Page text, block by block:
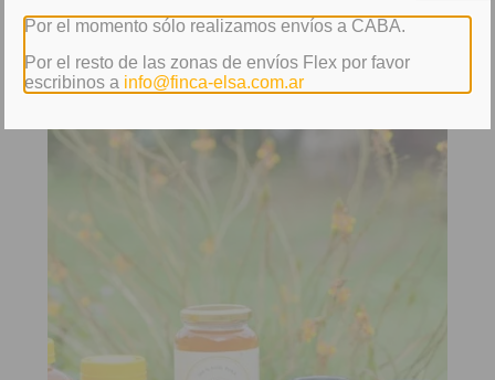
Por el momento sólo realizamos envíos a CABA.
Por el resto de las zonas de envíos Flex por favor
escribinos a info@finca-elsa.com.ar